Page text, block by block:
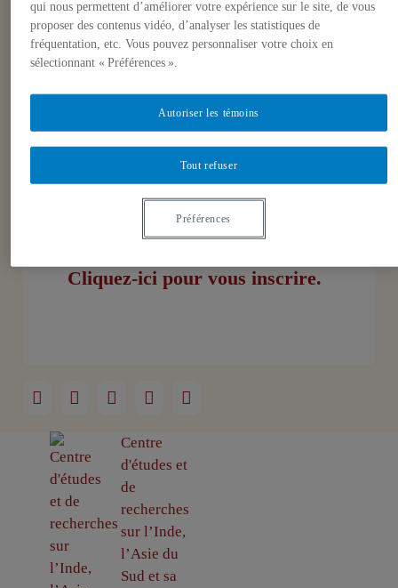
(professeur adjoint), Florence Pasche
Guignard (professeure adjointe) et
David Brême (stagiaire postdoctoral)
internationales:Jessica Auchter
Avec la participation duMusée de
l’Holocauste de Montréal
Cliquez-ici pour vous inscrire.
Centre
d'études et
de
recherches
sur l’Inde,
l’Asie du
Sud et sa
qui nous permettent d’améliorer votre expérience sur le site, de vous
proposer des contenus vidéo, d’analyser les statistiques de
fréquentation, etc. Vous pouvez personnaliser votre choix en
sélectionnant « Préférences ».
Tout refuser
Autoriser les témoins
Préférences